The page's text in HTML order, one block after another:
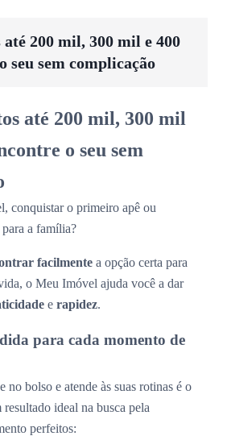
200 mil, 300 mil e 400
seu sem complicação
até 200 mil, 300 mil
o seu sem
conquistar o primeiro apê ou
a família?
facilmente a opção certa para
o Meu Imóvel ajuda você a dar
e rapidez.
para cada momento de
no bolso e atende às suas rotinas é o
resultado ideal na busca pela
perfeitos: